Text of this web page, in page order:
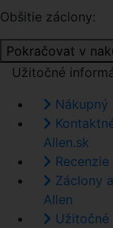
Obšitie záclony:
Pokračovat v
Užitočné
Allen.sk
Recenzie
Záclony
Allen
Užitočné